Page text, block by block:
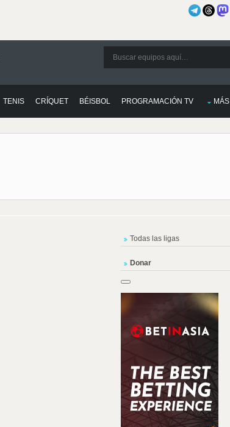
TENIS CRÍQUET BÉISBOL PROGRAMACIÓN TV MÁS
Todas las ligas
Donar